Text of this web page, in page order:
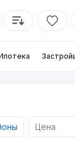
Цена